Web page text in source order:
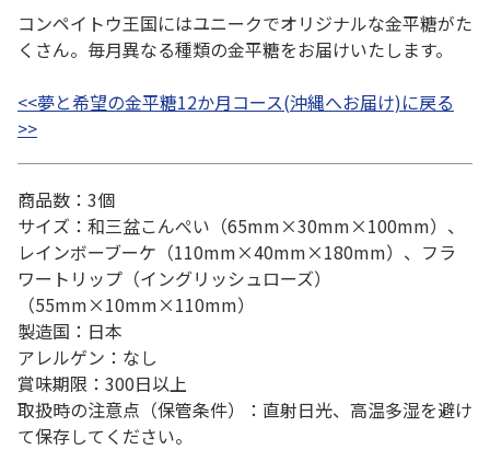
コンペイトウ王国にはユニークでオリジナルな金平糖がた
くさん。毎月異なる種類の金平糖をお届けいたします。
<<夢と希望の金平糖12か月コース(沖縄へお届け)に戻る
>>
商品数：3個
サイズ：和三盆こんぺい（65mm×30mm×100mm）、
レインボーブーケ（110mm×40mm×180mm）、フラ
ワートリップ（イングリッシュローズ）
（55mm×10mm×110mm）
製造国：日本
アレルゲン：なし
賞味期限：300日以上
取扱時の注意点（保管条件）：直射日光、高温多湿を避け
て保存してください。